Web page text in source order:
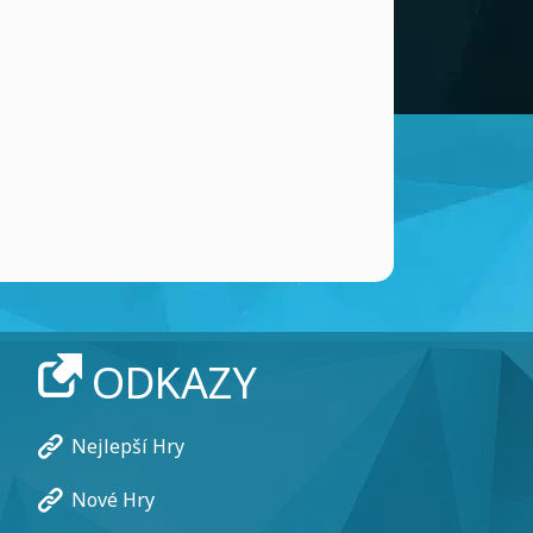
ODKAZY
Nejlepší Hry
Nové Hry